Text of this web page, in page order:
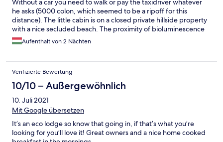
Without a car you need to walk or pay the taxidriver whatever
he asks (5000 colon, which seemed to be a ripoff for this
distance). The little cabin is on a closed private hillside property
with a nice secluded beach. The proximity of bioluminescence
tours are its advantage. There are howlermonkeys and iguanas
and birds around the house. The little wooden cabin has an
good breakfast with more options. The property has a special
laidback, hippie style atmosphere. Downside was that the little
cabin and the beach and mainbuilding area was connected with
more than 300 steps, and the little cabin gets very hot at nights,
the provided fan did not helped. The bed isn't too comfortable
and the house is barely bigger than the bed itself, it was hard to
squeeze in the two mediumsize backpacks we were travelling
with. It coud have been cleaner.
Aufenthalt von 2 Nächten
Verifizierte Bewertung
10/10 – Außergewöhnlich
10. Juli 2021
Mit Google übersetzen
It’s an eco lodge so know that going in, if that’s what you’re
looking for you’ll love it! Great owners and a nice home cooked